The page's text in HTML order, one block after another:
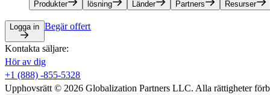
Produkter​​ lösning​​ Länder​​ Partners​​ Resurser​​
Logga in​​ Begär offert​​
Kontakta säljare:​​
Hör av dig​​
+1 (888) -855-5328​​
Upphovsrätt © 2026 Globalization Partners LLC. Alla rättigheter